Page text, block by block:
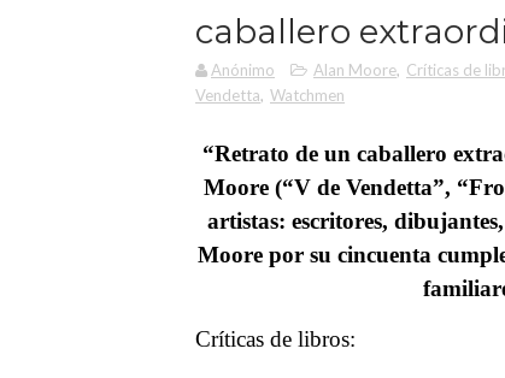
caballero
Anónimo Alan Moore, Críticas de
Vendetta, Watchmen
“Retrato de un caballero
Moore (“V de Vendetta”,
artistas: escritores,
Moore por su cincuenta
Críticas de libros: